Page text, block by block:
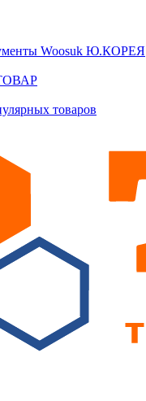
Woosuk Ю.КОРЕЯ
товаров